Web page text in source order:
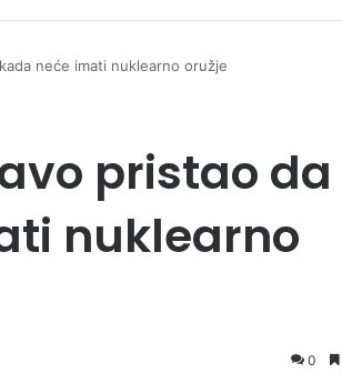
neće imati nuklearno oružje
pristao da
nuklearno
0